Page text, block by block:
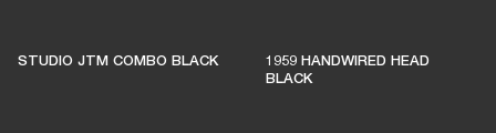
STUDIO JTM COMBO BLACK
1959 HANDWIRED HEAD
BLACK